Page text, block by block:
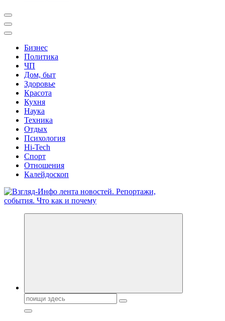
Бизнес
Политика
ЧП
Дом, быт
Здоровье
Красота
Кухня
Наука
Техника
Отдых
Психология
Hi-Tech
Спорт
Отношения
Калейдоскоп
Обо всем и обо всех, что зачем и почему. Новости политики,
Поиск: